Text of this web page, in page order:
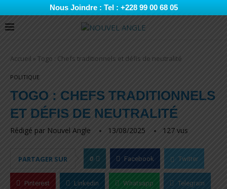
Nous Joindre : Tel : +228 99 00 68 05
Accueil » Togo : Chefs traditionnels et défis de neutralité
POLITIQUE
TOGO : CHEFS TRADITIONNELS
ET DÉFIS DE NEUTRALITÉ
Rédigé par Nouvel Angle 13/08/2025 127 vus
PARTAGER SUR 0 Facebook Twitter
Pinterest Linkedin Whatsapp Telegram